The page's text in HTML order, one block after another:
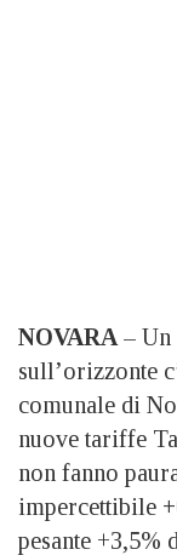
NOVARA – Un
sull’orizzonte
comunale di
nuove tariffe
non fanno
impercettibile
pesante +3,5%